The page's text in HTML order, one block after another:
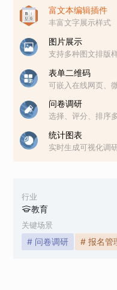
行业
教育
关键场景
# 问卷调研 # 报名管
富文本编辑插件
丰富文字展示样式
图片展示
支持多种图文排版
表单二维码
可嵌入在线网页、
问卷调研
选择、评分、排序
统计图表
实时生成可视化调